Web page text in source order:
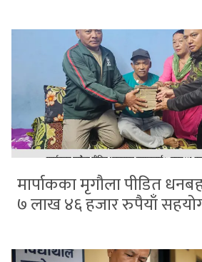
मार्पाकका मृगौला पीडित
७ लाख ४६ हजार रुपैयाँ